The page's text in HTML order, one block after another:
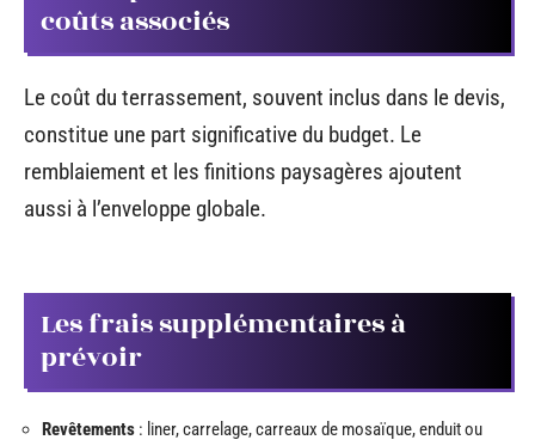
coûts associés
Le coût du terrassement, souvent inclus dans le devis,
constitue une part significative du budget. Le
remblaiement et les finitions paysagères ajoutent
aussi à l’enveloppe globale.
Les frais supplémentaires à
prévoir
Revêtements : liner, carrelage, carreaux de mosaïque, enduit ou